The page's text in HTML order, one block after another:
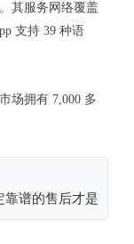
其服务网络覆盖
支持 39 种语
场拥有 7,000 多
靠谱的售后才是